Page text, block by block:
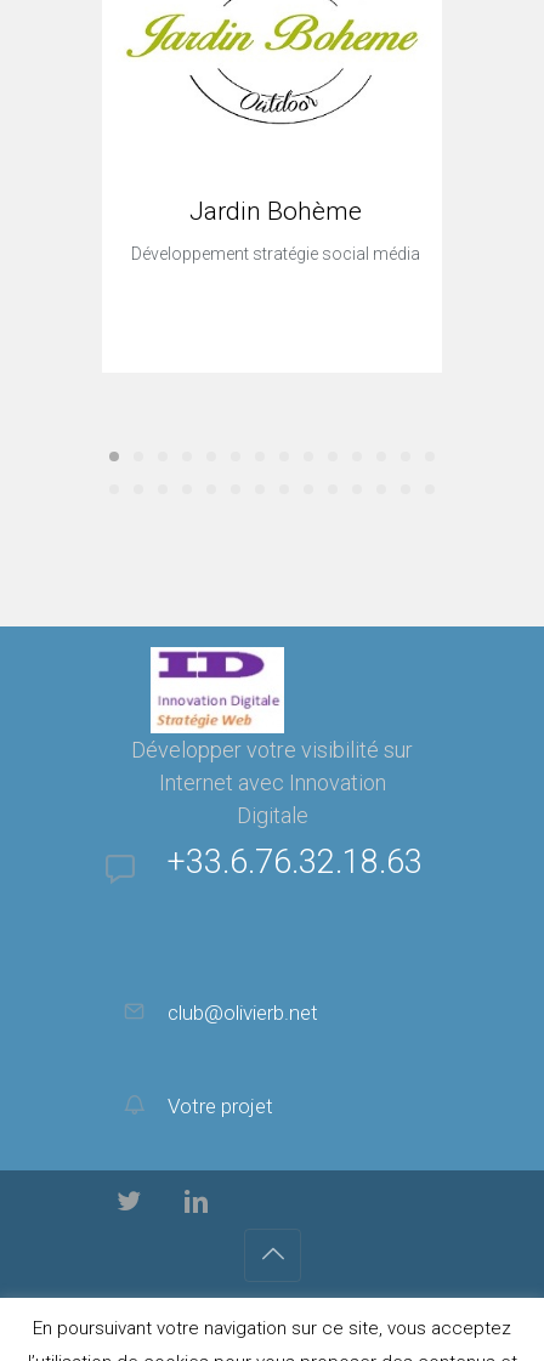
Jardin Bohème
Développement stratégie social média
Développer votre visibilité sur
Internet avec Innovation
Digitale
+33.6.76.32.18.63
club@olivierb.net
Votre projet
En poursuivant votre navigation sur ce site, vous acceptez